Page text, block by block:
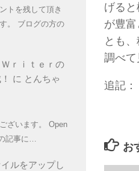
げる
が豊
とも
調べて
追記
お
トを残して頂き
。 ブログの方の
ｒｉｔｅｒの
に とんちゃ
ざいます。 Open
記事に…
ルをアップし